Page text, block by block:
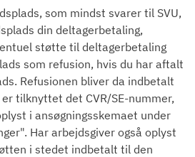
som mindst svarer til SVU,
din deltagerbetaling,
støtte til deltagerbetaling
som refusion, hvis du har aftalt
Refusionen bliver da indbetalt
tilknyttet det CVR/SE-nummer,
i ansøgningsskemaet under
Har arbejdsgiver også oplyst
i stedet indbetalt til den